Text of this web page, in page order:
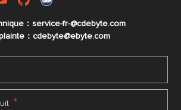
：service-fr-@cdebyte.com
：cdebyte@ebyte.com
*